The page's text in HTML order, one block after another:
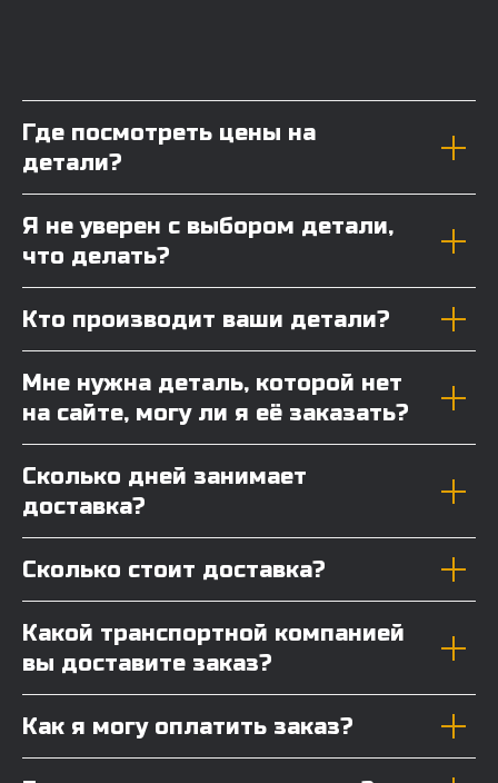
Где посмотреть цены на
детали?
Я не уверен с выбором детали,
что делать?
Кто производит ваши детали?
Мне нужна деталь, которой нет
на сайте, могу ли я её заказать?
Сколько дней занимает
доставка?
Сколько стоит доставка?
Какой транспортной компанией
вы доставите заказ?
Как я могу оплатить заказ?